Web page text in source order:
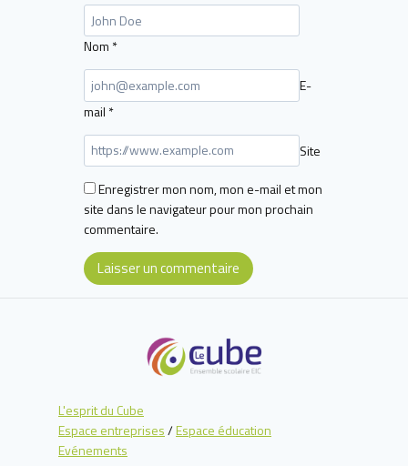
Nom *
E-
mail *
Site
Enregistrer mon nom, mon e-mail et mon
site dans le navigateur pour mon prochain
commentaire.
L'esprit du Cube
Espace entreprises/Espace éducation
Evénements